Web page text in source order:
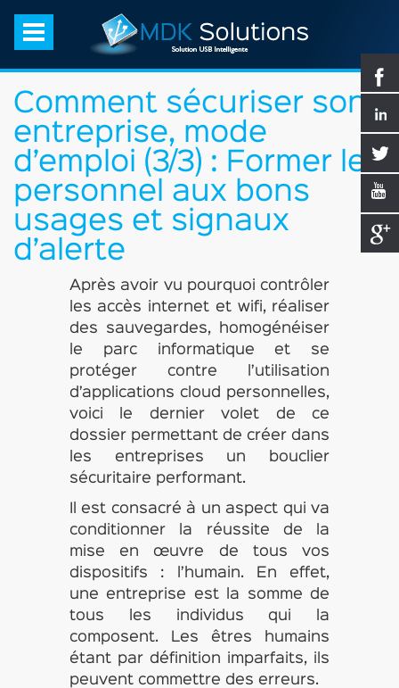
Comment sécuriser son
entreprise, mode
d’emploi (3/3) : Former le
personnel aux bons
usages et signaux
d’alerte
Après avoir vu pourquoi contrôler
les accès internet et wifi, réaliser
des sauvegardes, homogénéiser
le parc informatique et se
protéger contre l’utilisation
d’applications cloud personnelles,
voici le dernier volet de ce
dossier permettant de créer dans
les entreprises un bouclier
sécuritaire performant.
Il est consacré à un aspect qui va
conditionner la réussite de la
mise en œuvre de tous vos
dispositifs : l’humain. En effet,
une entreprise est la somme de
tous les individus qui la
composent. Les êtres humains
étant par définition imparfaits, ils
peuvent commettre des erreurs.